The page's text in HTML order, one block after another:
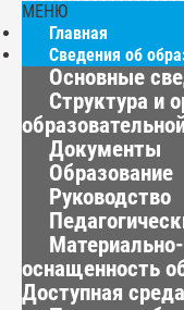
МЕНЮ
Главная
Сведения об
Основные
Структура и
Документы
Образование
Руководство
оснащенность
Доступная среда